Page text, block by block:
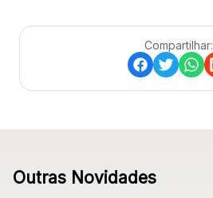
Compartilhar:
Outras Novidades